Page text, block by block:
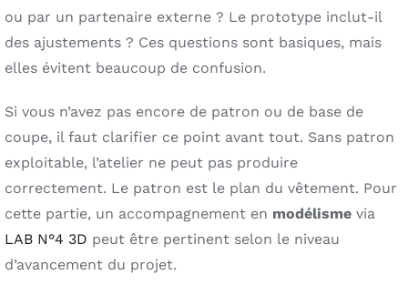
ou par un partenaire externe ? Le prototype inclut-il
des ajustements ? Ces questions sont basiques, mais
elles évitent beaucoup de confusion.
Si vous n’avez pas encore de patron ou de base de
coupe, il faut clarifier ce point avant tout. Sans patron
exploitable, l’atelier ne peut pas produire
correctement. Le patron est le plan du vêtement. Pour
cette partie, un accompagnement en modélisme via
LAB N°4 3D peut être pertinent selon le niveau
d’avancement du projet.